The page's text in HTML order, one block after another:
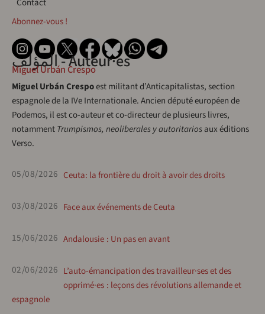
Contact
Abonnez-vous !
المؤلف - Auteur·es
Miguel Urbán Crespo
Miguel Urbán Crespoest militant d’Anticapitalistas, section
espagnole de la IVe Internationale. Ancien député européen de
Podemos, il est co-auteur et co-directeur de plusieurs livres,
notammentTrumpismos, neoliberales y autoritariosaux éditions
Verso.
05/08/2026 Ceuta: la frontière du droit à avoir des droits
03/08/2026 Face aux événements de Ceuta
15/06/2026 Andalousie : Un pas en avant
02/06/2026 L’auto-émancipation des travailleur·ses et des
opprimé·es : leçons des révolutions allemande et
espagnole